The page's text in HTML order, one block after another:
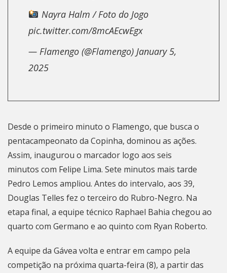
Nayra Halm / Foto do Jogo
pic.twitter.com/8mcAEcwEgx
— Flamengo (@Flamengo) January 5,
2025
Desde o primeiro minuto o Flamengo, que busca o
pentacampeonato da Copinha, dominou as ações.
Assim, inaugurou o marcador logo aos seis
minutos com Felipe Lima. Sete minutos mais tarde
Pedro Lemos ampliou. Antes do intervalo, aos 39,
Douglas Telles fez o terceiro do Rubro-Negro. Na
etapa final, a equipe técnico Raphael Bahia chegou ao
quarto com Germano e ao quinto com Ryan Roberto.
A equipe da Gávea volta e entrar em campo pela
competição na próxima quarta-feira (8), a partir das